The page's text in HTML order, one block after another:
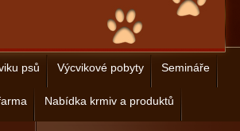
psů Výcvikové pobyty Semináře
Nabídka krmiv a produktů